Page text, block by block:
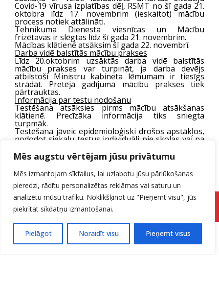
Mēs augstu vērtējam jūsu privātumu
Mēs izmantojam sīkfailus, lai uzlabotu jūsu pārlūkošanas
pieredzi, rādītu personalizētas reklāmas vai saturu un
analizētu mūsu trafiku. Noklikšķinot uz "Pieņemt visu", jūs
piekrītat sīkdatņu izmantošanai.
Pielāgot Noraidīt visu Pieņemt visus
Pieteikuma forma
Covid-19 vīrusa izplatības dēļ, RSMT no šī gada 21.
oktobra līdz 17. novembrim (ieskaitot) mācību
process notiek attālināti.
Tehnikuma Dienesta viesnīcas un Mācību
frizētavas ir slēgtas līdz šī gada 21. novembrim.
Mācības klātienē atsāksim šī gada 22. novembrī.
Darba vidē balstītās mācību prakses
Līdz 20.oktobrim uzsāktās darba vidē balstītās
mācību prakses var turpināt, ja darba devējs
atbilstoši Ministru kabineta lēmumam ir tiesīgs
strādāt. Pretējā gadījumā mācību prakses tiek
pārtrauktas.
Informācija par testu nodošanu
Testēšana atsāksies pirms mācību atsākšanas
klātienē. Precīzāka informācija tiks sniegta
turpmāk.
Testēšana jāveic epidemioloģiski drošos apstākļos,
nododot siekalu testus individuāli pie skolas vai pa
nepulcējas klasēs, koplietošanas telpās un
gaiteņos. Joprojām paliek spēkā iespēja testu
nodot arī individuāli laboratorijā, ja izglītojamajam
testēšanas dienā nav iespējas ierastiesizglītības
iestādē .
Ievērojam valstī noteiktos ierobežojumus!
Sargājam sevi un citus!